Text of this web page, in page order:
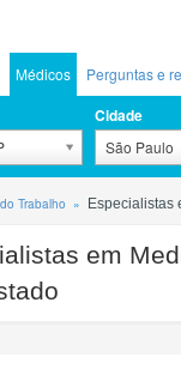
Médicos Perguntas e
Cidade
São Paulo
Trabalho Especialistas
em